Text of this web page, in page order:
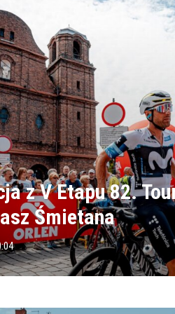
z V Etapu 82.
Śmietana